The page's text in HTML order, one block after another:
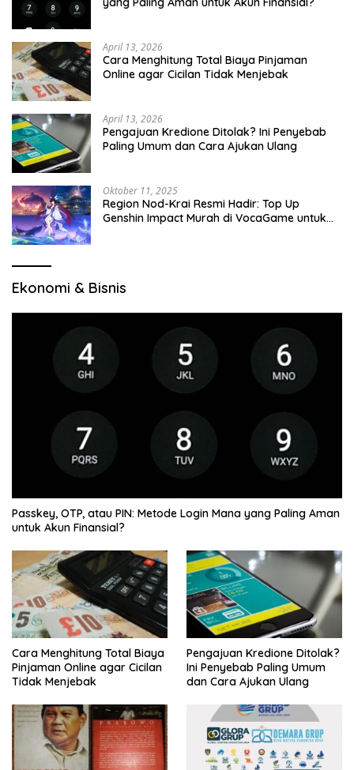
April 13, 2026
Cara Menghitung Total Biaya Pinjaman
Online agar Cicilan Tidak Menjebak
April 13, 2026
Pengajuan Kredione Ditolak? Ini Penyebab
Paling Umum dan Cara Ajukan Ulang
Oktober 11, 2025
Region Nod-Krai Resmi Hadir: Top Up
Genshin Impact Murah di VocaGame untuk
Ekonomi & Bisnis
Passkey, OTP, atau PIN: Metode Login Mana yang Paling Aman
untuk Akun Finansial?
Cara Menghitung Total Biaya
Pinjaman Online agar Cicilan
Tidak Menjebak
Pengajuan Kredione Ditolak?
Ini Penyebab Paling Umum
dan Cara Ajukan Ulang